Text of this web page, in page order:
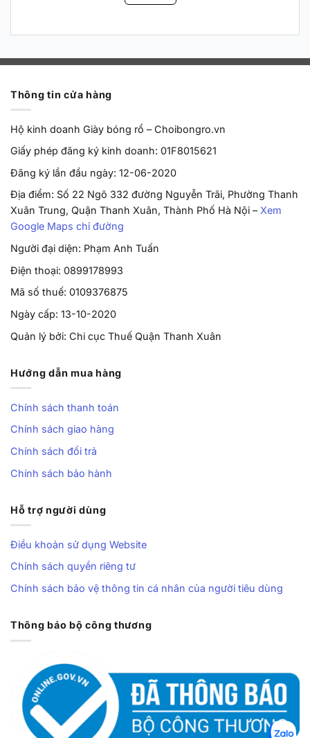
🏀 Không dò hơi, dùng bền
Lót được ép nhiệt nguyên khối cường độ cao, không
đường may, không mối dán. Mật độ khí phân bổ đều toàn
bộ bề mặt, không co méo sau thời gian dài sử dụng. Đây là
khác biệt lớn so với các loại lót khí dán ghép giá rẻ thường
🏀 Siêu nhẹ, chống gập chống xoắn
Mỗi chiếc lót chỉ nặng từ 45g đến 75g tùy size, gần như
không thay đổi cảm giác trọng lượng của giày. Vỏ TPU
trong suốt co giãn và đàn hồi tốt, hỗ trợ khóa chặt bàn
chân, chống vặn xoắn khi đổi hướng, crossover hay
Quy cách
dụng
quản
nắng trực tiếp
Thông tin cửa hàng
Hộ kinh doanh Giày bóng rổ – Choibongro.vn
Giấy phép đăng ký kinh doanh: 01F8015621
Đăng ký lần đầu ngày: 12-06-2020
Địa điểm: Số 22 Ngõ 332 đường Nguyễn Trãi, Phường Thanh
Xuân Trung, Quận Thanh Xuân, Thành Phố Hà Nội –Xem
Google Maps chỉ đường
Người đại diện: Phạm Anh Tuấn
Điện thoại: 0899178993
Mã số thuế: 0109376875
Ngày cấp: 13-10-2020
Quản lý bởi: Chi cục Thuế Quận Thanh Xuân
Hướng dẫn mua hàng
Chính sách thanh toán
Chính sách giao hàng
Chính sách đổi trả
Chính sách bảo hành
Hỗ trợ người dùng
Điều khoản sử dụng Website
Chính sách quyền riêng tư
Chính sách bảo vệ thông tin cá nhân của người tiêu dùng
Thông báo bộ công thương